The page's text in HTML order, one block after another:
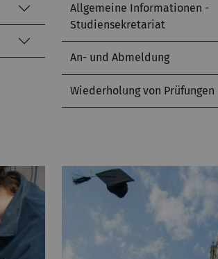
Allgemeine Informationen -
Studiensekretariat
An- und Abmeldung
Wiederholung von Prüfungen